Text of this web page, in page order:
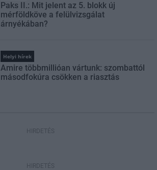
Paks II.: Mit jelent az 5. blokk új
mérföldköve a felülvizsgálat
árnyékában?
Helyi hírek
Amire többmillióan vártunk: szombattól
másodfokúra csökken a riasztás
HIRDETÉS
HIRDETÉS